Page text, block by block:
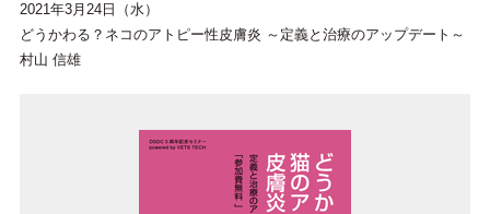
2021年3月24日（水）
どうかわる？ネコのアトピー性皮膚炎 ～定義と治療のアップデート～
村山 信雄